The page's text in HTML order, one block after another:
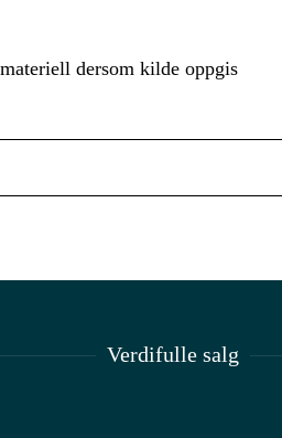
dersom kilde oppgis
Verdifulle salg